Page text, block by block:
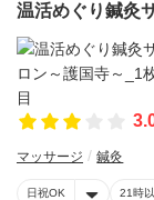
温活めぐり鍼灸
マッサージ 鍼灸
日祝OK 21時